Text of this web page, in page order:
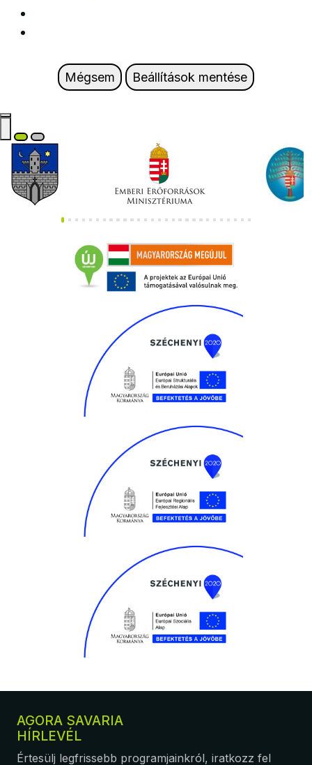
Mégsem Beállítások mentése
AGORA SAVARIA
HÍRLEVÉL
Értesülj legfrissebb programjainkról, iratkozz fel